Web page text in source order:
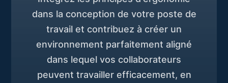
dans la conception de votre poste de
travail et contribuez à créer un
environnement parfaitement aligné
dans lequel vos collaborateurs
peuvent travailler efficacement, en